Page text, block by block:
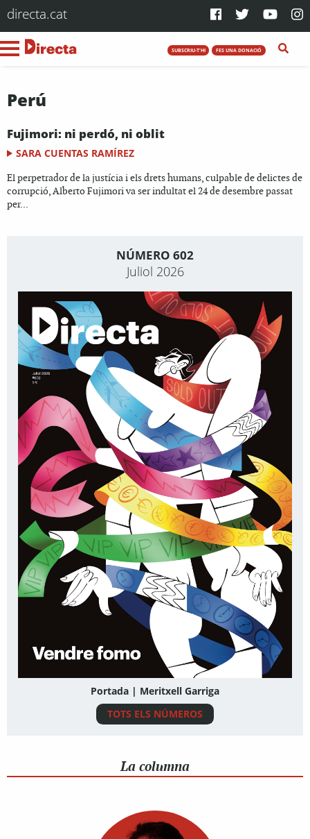
directa.cat
SUBSCRIU-T'HI FES UNA DONACIÓ
Perú
Fujimori: ni perdó, ni oblit
SARA CUENTAS RAMÍREZ
El perpetrador de la justícia i els drets humans, culpable de delictes de
corrupció, Alberto Fujimori va ser indultat el 24 de desembre passat
per...
NÚMERO 602
Juliol 2026
Portada | Meritxell Garriga
TOTS ELS NÚMEROS
La columna